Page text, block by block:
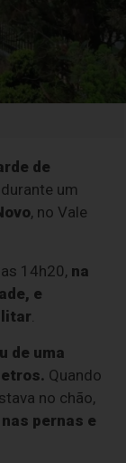
de
um
, no Vale
14h20, na
e
de uma
Quando
no chão,
pernas e